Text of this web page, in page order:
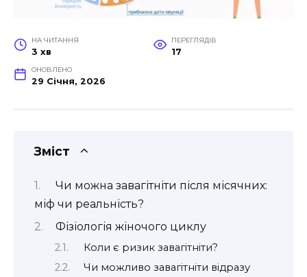
НА ЧИТАННЯ
3 хв
ПЕРЕГЛЯДІВ
17
ОНОВЛЕНО
29 Січня, 2026
Зміст
Чи можна завагітніти після місячних:
міф чи реальність?
Фізіологія жіночого циклу
Коли є ризик завагітніти?
Чи можливо завагітніти відразу